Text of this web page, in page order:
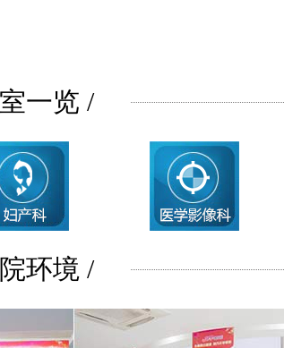
一览 /
环境 /